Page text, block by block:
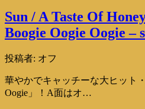
Sun / A Taste Of
Boogie Oogie Oogie –
投稿者: オフ
華やかでキャッチーな大ヒット
Oogie」！A面はオ…